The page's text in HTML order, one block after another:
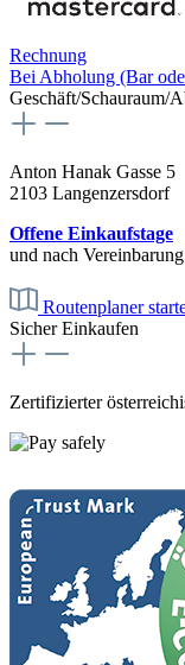
Rechnung
Bei Abholung (Bar
Geschäft/Schauraum/
Anton Hanak Gasse 5
2103 Langenzersdorf
Offene Einkaufstage
und nach Vereinbarung
Routenplaner
Sicher Einkaufen
Zertifizierter